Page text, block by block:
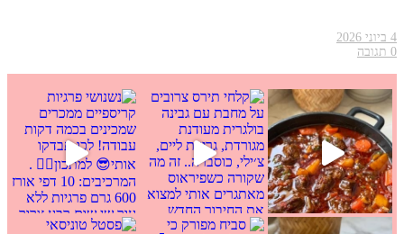
4 ביוני 2026
0 תגובה
בולגרית מעודנת מ
קריספיים ממכרים שמכינים בכמה דקות עב
אז מה בשבילכם? בפ
לתשעת הימים, חשבתי מה לחדש לכם ונראה